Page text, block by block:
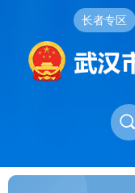
长者专区